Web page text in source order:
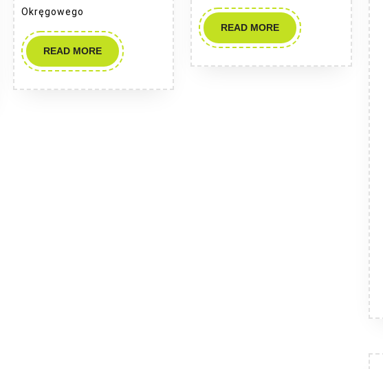
Okręgowego
READ MOREREAD
MORE
READ MOREREAD
MORE